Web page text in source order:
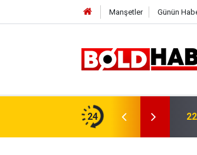
Manşetler Günün
24